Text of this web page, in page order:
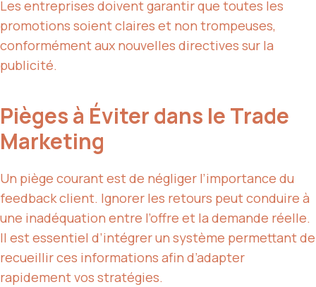
Les entreprises doivent garantir que toutes les
promotions soient claires et non trompeuses,
conformément aux nouvelles directives sur la
publicité.
Pièges à Éviter dans le Trade
Marketing
Un piège courant est de négliger l’importance du
feedback client. Ignorer les retours peut conduire à
une inadéquation entre l’offre et la demande réelle.
Il est essentiel d’intégrer un système permettant de
recueillir ces informations afin d’adapter
rapidement vos stratégies.